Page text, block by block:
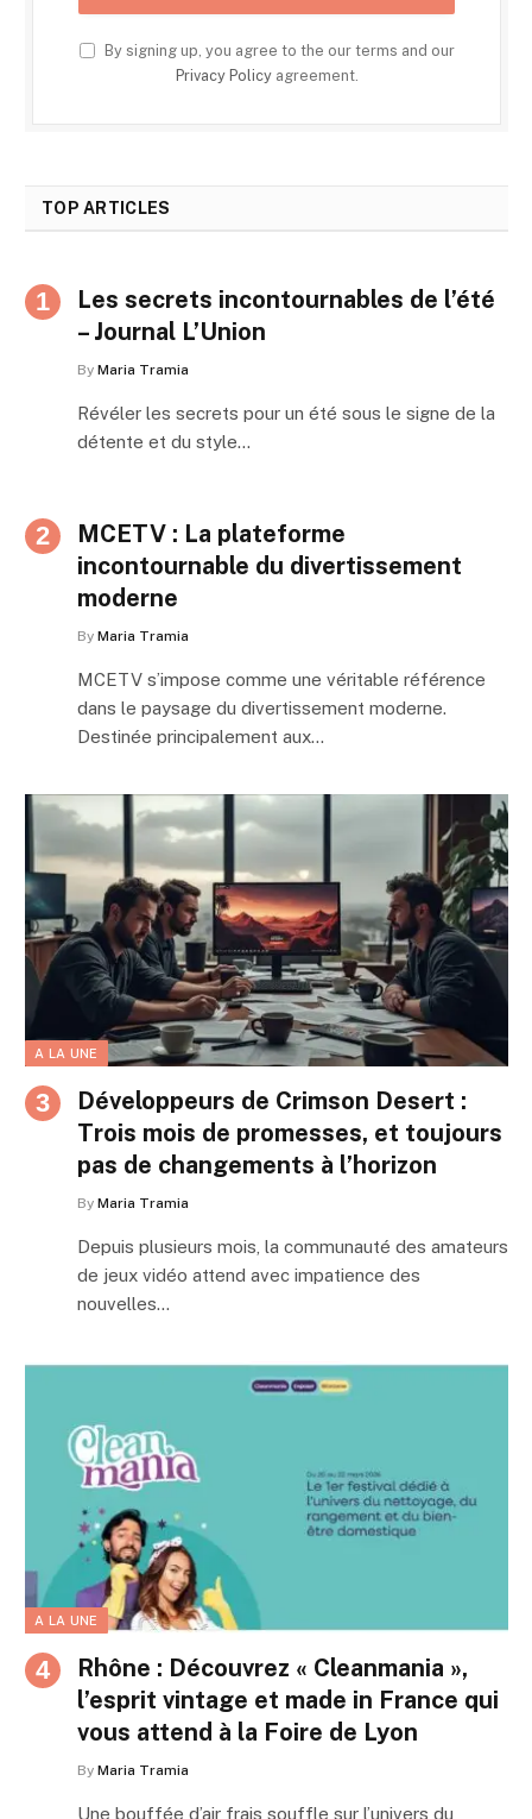
By signing up, you agree to the our terms and our
Privacy Policyagreement.
TOP ARTICLES
Les secrets incontournables de l’été
– Journal L’Union
By Maria Tramia
Révéler les secrets pour un été sous le signe de la
détente et du style…
MCETV : La plateforme
incontournable du divertissement
moderne
By Maria Tramia
MCETV s’impose comme une véritable référence
dans le paysage du divertissement moderne.
Destinée principalement aux…
A LA UNE
Développeurs de Crimson Desert :
Trois mois de promesses, et toujours
pas de changements à l’horizon
By Maria Tramia
Depuis plusieurs mois, la communauté des amateurs
de jeux vidéo attend avec impatience des
nouvelles…
A LA UNE
Rhône : Découvrez « Cleanmania »,
l’esprit vintage et made in France qui
vous attend à la Foire de Lyon
By Maria Tramia
Une bouffée d’air frais souffle sur l’univers du